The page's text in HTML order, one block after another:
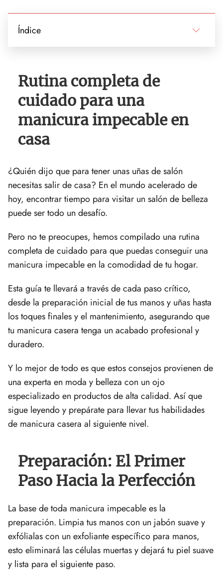
Índice
Rutina completa de
cuidado para una
manicura impecable en
casa
¿Quién dijo que para tener unas uñas de salón
necesitas salir de casa? En el mundo acelerado de
hoy, encontrar tiempo para visitar un salón de belleza
puede ser todo un desafío.
Pero no te preocupes, hemos compilado una rutina
completa de cuidado para que puedas conseguir una
manicura impecable en la comodidad de tu hogar.
Esta guía te llevará a través de cada paso crítico,
desde la preparación inicial de tus manos y uñas hasta
los toques finales y el mantenimiento, asegurando que
tu manicura casera tenga un acabado profesional y
duradero.
Y lo mejor de todo es que estos consejos provienen de
una experta en moda y belleza con un ojo
especializado en productos de alta calidad. Así que
sigue leyendo y prepárate para llevar tus habilidades
de manicura casera al siguiente nivel.
Preparación: El Primer
Paso Hacia la Perfección
La base de toda manicura impecable es la
preparación. Limpia tus manos con un jabón suave y
exfólialas con un exfoliante específico para manos,
esto eliminará las células muertas y dejará tu piel suave
y lista para el siguiente paso.